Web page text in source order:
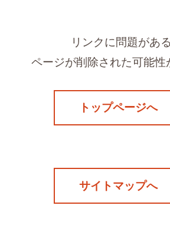
リンクに問題がある
ページが削除された可能性
トップページへ
サイトマップへ